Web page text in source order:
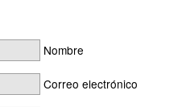
Nombre
Correo electrónico